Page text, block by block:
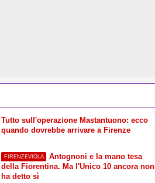
Tutto sull'operazione Mastantuono: ecco
quando dovrebbe arrivare a Firenze
FIRENZEVIOLA
Antognoni e la mano tesa
della Fiorentina. Ma l'Unico 10 ancora non
ha detto sì